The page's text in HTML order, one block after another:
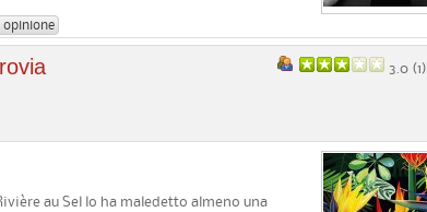
3.0 (1)
au Sel lo ha maledetto almeno una